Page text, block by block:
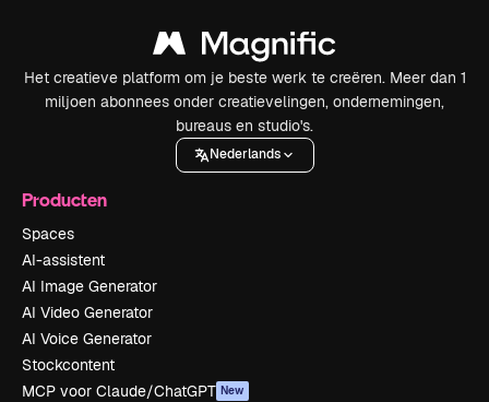
Het creatieve platform om je beste werk te creëren. Meer dan 1
miljoen abonnees onder creatievelingen, ondernemingen,
bureaus en studio's.
Nederlands
Producten
Spaces
AI-assistent
AI Image Generator
AI Video Generator
AI Voice Generator
Stockcontent
MCP voor Claude/ChatGPT New